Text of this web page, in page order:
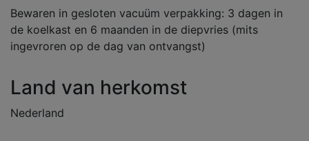
Bewaren in gesloten vacuüm verpakking: 3 dagen in
de koelkast en 6 maanden in de diepvries (mits
ingevroren op de dag van ontvangst)
Land van herkomst
Nederland